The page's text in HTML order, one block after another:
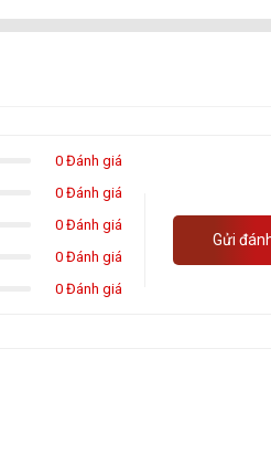
0 Đánh giá
0 Đánh giá
0 Đánh giá
0 Đánh giá
0 Đánh giá
Gửi